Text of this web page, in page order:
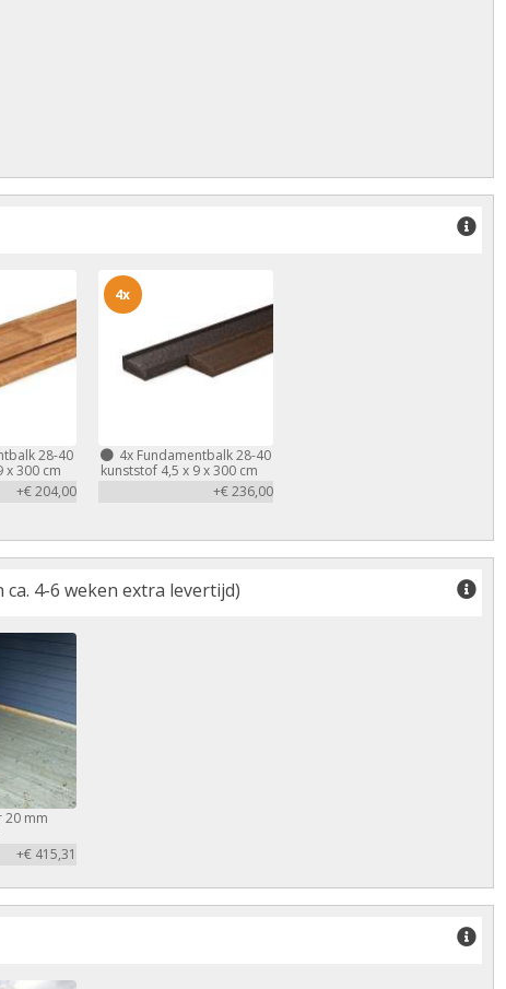
28-40
x 300 cm
+€ 204,00
4xFundamentbalk 28-40
kunststof 4,5 x 9 x 300 cm
+€ 236,00
4x
4-6 weken extra levertijd)
20 mm
+€ 415,31